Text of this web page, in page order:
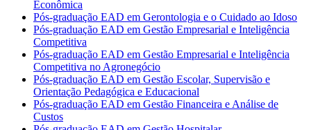
Econômica
Pós-graduação EAD em Gerontologia e o Cuidado ao Idoso
Pós-graduação EAD em Gestão Empresarial e Inteligência
Competitiva
Pós-graduação EAD em Gestão Empresarial e Inteligência
Competitiva no Agronegócio
Pós-graduação EAD em Gestão Escolar, Supervisão e
Orientação Pedagógica e Educacional
Pós-graduação EAD em Gestão Financeira e Análise de
Custos